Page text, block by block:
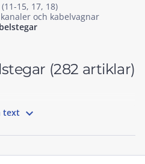
15, 17, 18)
och kabelvagnar
(282 artiklar)
text 